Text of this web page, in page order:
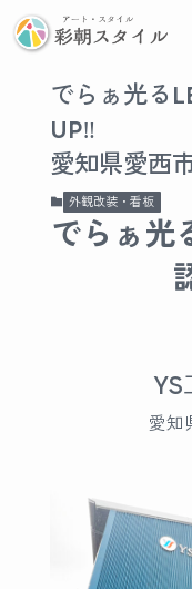
でらぁ光る
UP‼︎
愛知県愛西
外観改装・看板
でらぁ光
愛知